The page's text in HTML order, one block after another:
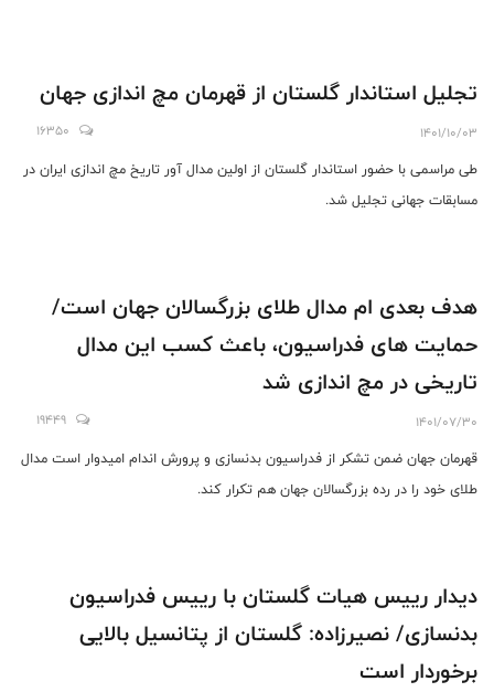
تجلیل استاندار گلستان از قهرمان مچ اندازی جهان
1401/10/03
16350
طی مراسمی با حضور استاندار گلستان از اولین مدال آور تاریخ مچ اندازی ایران در
مسابقات جهانی تجلیل شد.
هدف بعدی ام مدال طلای بزرگسالان جهان است/
حمایت های فدراسیون، باعث کسب این مدال
تاریخی در مچ اندازی شد
1401/07/30
19449
قهرمان جهان ضمن تشکر از فدراسیون بدنسازی و پرورش اندام امیدوار است مدال
طلای خود را در رده بزرگسالان جهان هم تکرار کند.
دیدار رییس هیات گلستان با رییس فدراسیون
بدنسازی/ نصیرزاده: گلستان از پتانسیل بالایی
برخوردار است